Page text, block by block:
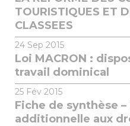
TOURISTIQUES ET
CLASSEES
24 Sep 2015
Loi MACRON :
travail dominical
25 Fév 2015
Fiche de synthèse
additionnelle aux